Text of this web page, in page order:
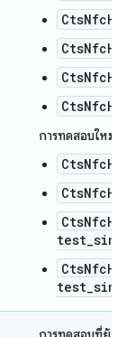
การทดสอบใหม่: